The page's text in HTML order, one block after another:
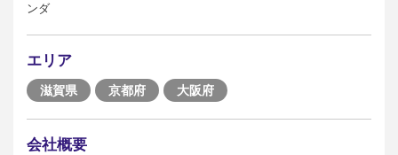
ンダ
エリア
滋賀県 京都府 大阪府
会社概要